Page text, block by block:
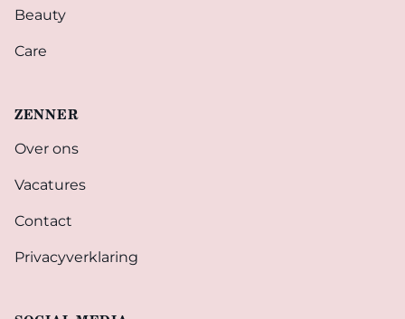
Beauty
Care
ZENNER
Over ons
Vacatures
Contact
Privacyverklaring